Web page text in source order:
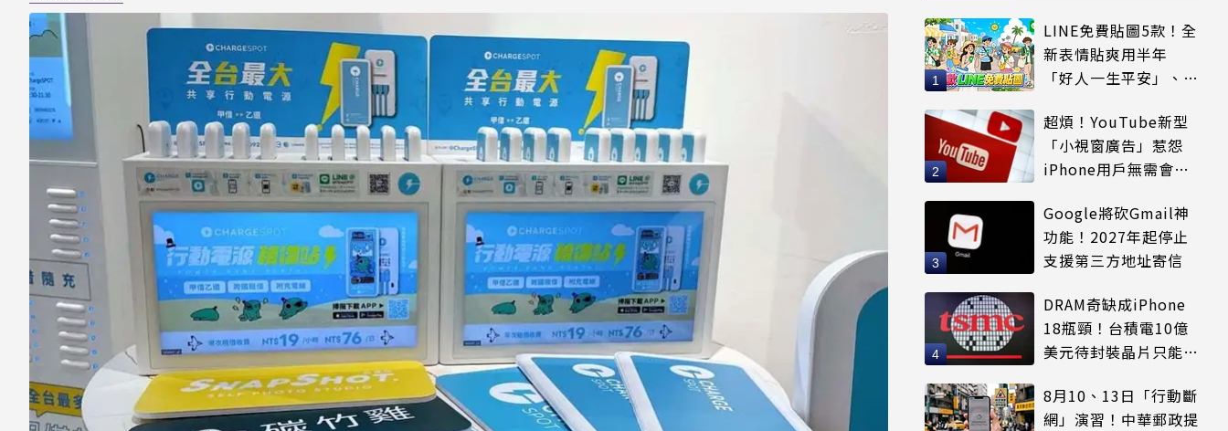
LINE免費貼圖5款！全
新表情貼爽用半年
「好人一生平安」、
超煩！YouTube新型
「小視窗廣告」惹怨
iPhone用戶無需會員
Google將砍Gmail神
功能！2027年起停止
支援第三方地址寄信
DRAM奇缺成iPhone
18瓶頸！台積電10億
美元待封裝晶片只能枯
8月10、13日「行動斷
網」演習！中華郵政提